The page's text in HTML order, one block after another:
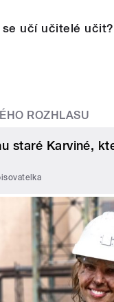
se učí učitelé
ROZHLASU
staré Karviné,